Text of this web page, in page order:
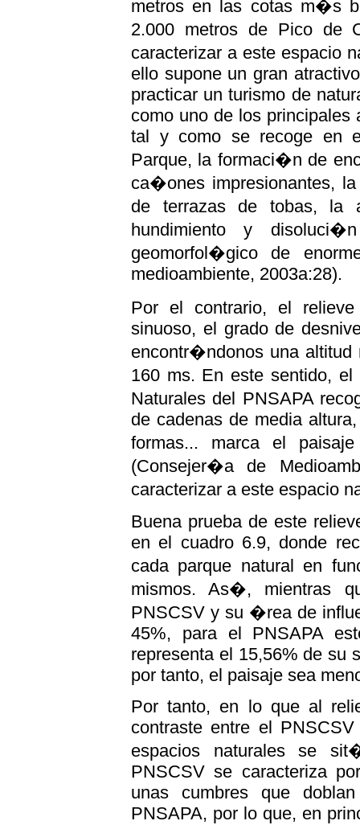
metros en las cotas m�s
2.000 metros de Pico de
caracterizar a este espacio
ello supone un gran
practicar un turismo de
como uno de los principales
tal y como se recoge en
Parque, la formaci�n de
ca�ones impresionantes,
de terrazas de tobas,
hundimiento y
geomorfol�gico de
medioambiente, 2003a:28).
Por el contrario, el
sinuoso, el grado de
encontr�ndonos una
160 ms. En este sentido,
Naturales del PNSAPA
de cadenas de media
formas... marca el
(Consejer�a de
caracterizar a este espacio
Buena prueba de este
en el cuadro 6.9, donde
cada parque natural en
mismos. As�, mientras
PNSCSV y su �rea de
45%, para el PNSAPA
representa el 15,56% de su
por tanto, el paisaje sea
Por tanto, en lo que al
contraste entre el
espacios naturales se
PNSCSV se caracteriza
unas cumbres que
PNSAPA, por lo que, en